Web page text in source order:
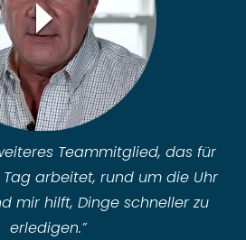
Teammitglied, das für
arbeitet, rund um die Uhr
mir hilft, Dinge schneller zu
erledigen.”